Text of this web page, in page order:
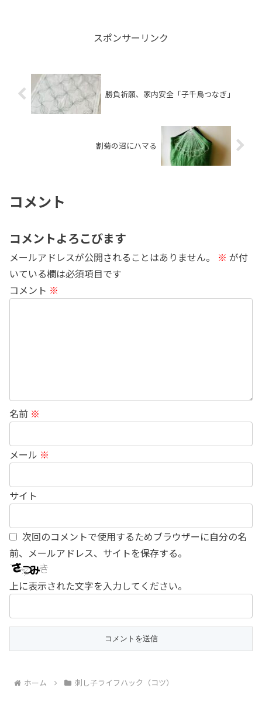
スポンサーリンク
勝負祈願、家内安全「子千鳥つなぎ」
割菊の沼にハマる
コメント
コメントよろこびます
メールアドレスが公開されることはありません。 ※ が付
いている欄は必須項目です
コメント ※
名前 ※
メール ※
サイト
次回のコメントで使用するためブラウザーに自分の名
前、メールアドレス、サイトを保存する。
上に表示された文字を入力してください。
ホーム 刺し子ライフハック（コツ）